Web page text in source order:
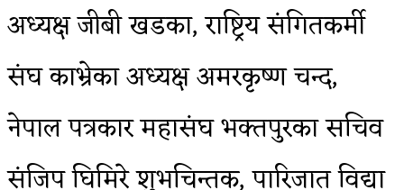
अध्यक्ष जीबी खडका, राष्ट्रिय संगितकर्मी
संघ काभ्रेका अध्यक्ष अमरकृष्ण चन्द,
नेपाल पत्रकार महासंघ भक्तपुरका सचिव
संजिप घिमिरे शुभचिन्तक, पारिजात विद्या